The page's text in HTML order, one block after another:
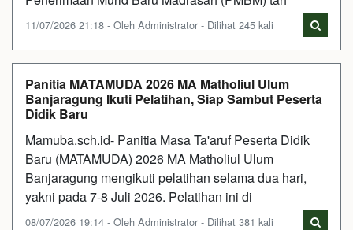
11/07/2026 21:18 - Oleh Administrator - Dilihat 245 kali
Panitia MATAMUDA 2026 MA Matholiul Ulum
Banjaragung Ikuti Pelatihan, Siap Sambut Peserta
Didik Baru
Mamuba.sch.id- Panitia Masa Ta'aruf Peserta Didik
Baru (MATAMUDA) 2026 MA Matholiul Ulum
Banjaragung mengikuti pelatihan selama dua hari,
yakni pada 7-8 Juli 2026. Pelatihan ini di
08/07/2026 19:14 - Oleh Administrator - Dilihat 381 kali